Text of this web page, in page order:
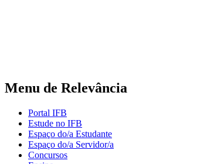
Menu de Relevância
Portal IFB
Estude no IFB
Espaço do/a Estudante
Espaço do/a Servidor/a
Concursos